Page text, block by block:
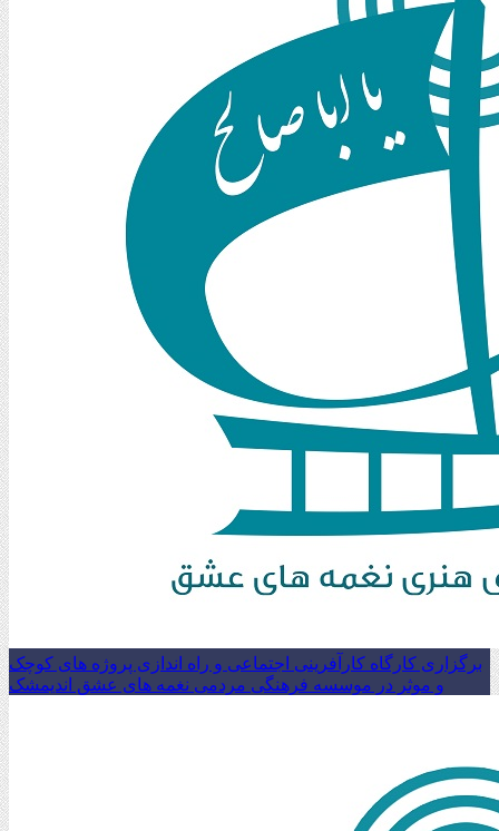
برگزاری کارگاه کارآفرینی اجتماعی و راه اندازی پروژه های کوچک
و موثر در موسسه فرهنگی مردمی نغمه های عشق اندیمشک